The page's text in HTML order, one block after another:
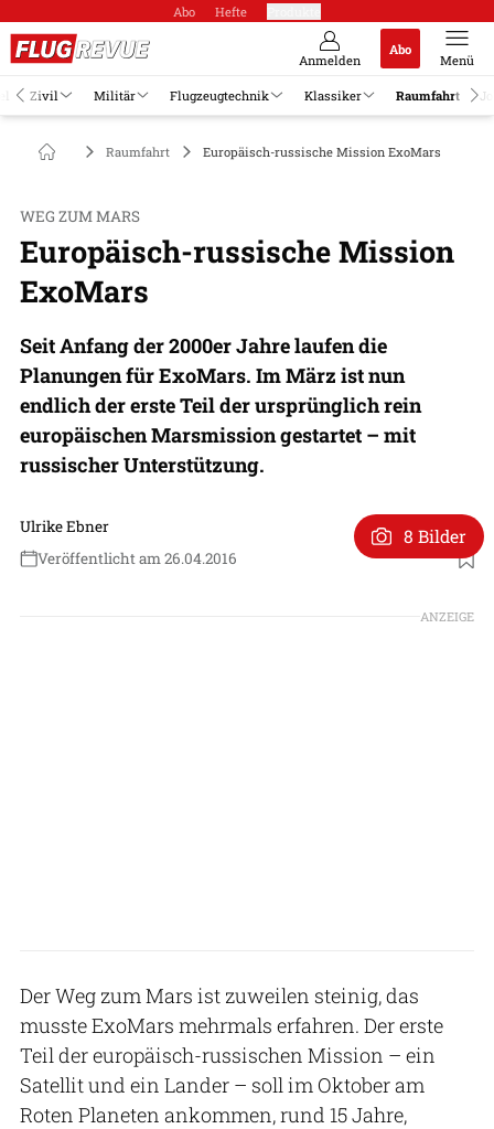
Abo Hefte
Anmelden
Abo
Menü
Zivil Militär Flugzeugtechnik Klassiker Raumfahrt
Raumfahrt Europäisch-russische Mission ExoMars
WEG ZUM MARS
Europäisch-russische Mission
ExoMars
Seit Anfang der 2000er Jahre laufen die
Planungen für ExoMars. Im März ist nun
endlich der erste Teil der ursprünglich rein
europäischen Marsmission gestartet – mit
russischer Unterstützung.
Ulrike Ebner
Veröffentlicht am 26.04.2016
8 Bilder
ANZEIGE
Der Weg zum Mars ist zuweilen steinig, das
musste ExoMars mehrmals erfahren. Der erste
Teil der europäisch-russischen Mission – ein
Satellit und ein Lander – soll im Oktober am
Roten Planeten ankommen, rund 15 Jahre,